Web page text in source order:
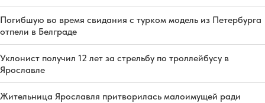
Погибшую во время свидания с турком модель из Петербурга
отпели в Белграде
Уклонист получил 12 лет за стрельбу по троллейбусу в
Ярославле
Жительница Ярославля притворилась малоимущей ради